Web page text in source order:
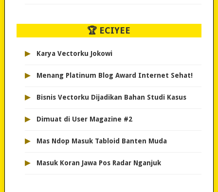
🏆 ECIYEE
▸ Karya Vectorku Jokowi
▸ Menang Platinum Blog Award Internet Sehat!
▸ Bisnis Vectorku Dijadikan Bahan Studi Kasus
▸ Dimuat di User Magazine #2
▸ Mas Ndop Masuk Tabloid Banten Muda
▸ Masuk Koran Jawa Pos Radar Nganjuk